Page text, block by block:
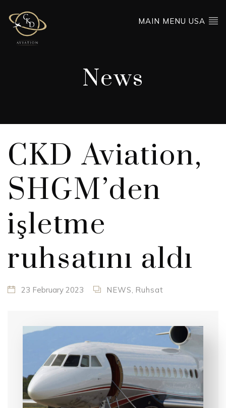
MAIN MENU USA
News
CKD Aviation,
SHGM’den
işletme
ruhsatını aldı
23 February 2023 NEWS Ruhsat